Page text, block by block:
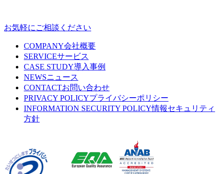
お気軽にご相談ください
COMPANY会社概要
SERVICEサービス
CASE STUDY導入事例
NEWSニュース
CONTACTお問い合わせ
PRIVACY POLICYプライバシーポリシー
INFORMATION SECURITY POLICY情報セキュリティ
方針